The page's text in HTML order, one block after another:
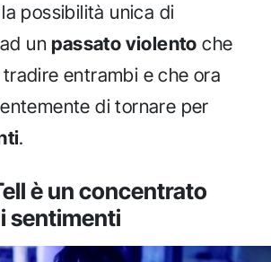
possibilità unica di
un passato violento che
entrambi e che ora
di tornare per
.
è un concentrato
sentimenti